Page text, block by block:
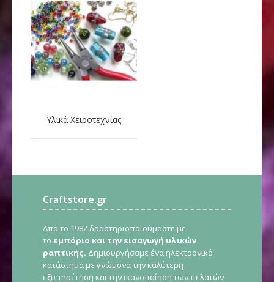
Υλικά Χειροτεχνίας
Craftstore.gr
Από το 1982 δραστηριοποιούμαστε με
το εμπόριο και την εισαγωγή υλικών
ραπτικής. Δημιουργήσαμε ένα ηλεκτρονικό
κατάστημα με γνώμονα την καλύτερη
εξυπηρέτηση και την ικανοποίηση των πελατών